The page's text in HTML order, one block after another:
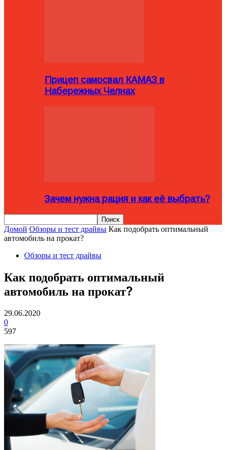
Прицеп самосвал КАМАЗ в
Набережных Челнах
Зачем нужна рация и как её выбрать?
Домой Обзоры и тест драйвы Как подобрать оптимальный
автомобиль на прокат?
Обзоры и тест драйвы
Как подобрать оптимальный
автомобиль на прокат?
29.06.2020
0
597